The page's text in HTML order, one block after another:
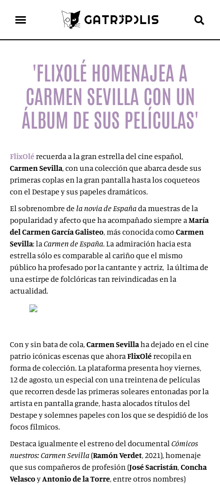
'FLIXOLÉ HOMENAJEA A
CARMEN SEVILLA CON UN
ÁLBUM DE SUS PELÍCULAS'
FlixOlérecuerda a la gran estrella del cine español,
Carmen Sevilla, con una colección que abarca desde sus
primeras coplas en la gran pantalla hasta los coqueteos
con el Destape y sus papeles dramáticos.
El sobrenombre de la novia de Españada muestras de la
popularidad y afecto que ha acompañado siempre aMaría
del Carmen García Galisteo, más conocida como Carmen
Sevilla: laCarmen de España. La admiración hacia esta
estrella sólo es comparable al cariño que el mismo
público ha profesado por la cantante y actriz, la última de
una estirpe de folclóricas tan reivindicadas en la
actualidad.
Con y sin bata de cola,Carmen Sevillaha dejado en el cine
patrio icónicas escenas que ahoraFlixOlérecopila en
forma de colección. La plataforma presenta hoy viernes,
12 de agosto, un especial con una treintena de películas
que recorren desde las primeras soleares entonadas por la
artista en pantalla grande, hasta alocados títulos del
Destape y solemnes papeles con los que se despidió de los
focos fílmicos.
Destaca igualmente el estreno del documentalCómicos
nuestros: Carmen Sevilla (Ramón Verdet, 2021), homenaje
que sus compañeros de profesión (José Sacristán,Concha
VelascoyAntonio de la Torre, entre otros nombres)